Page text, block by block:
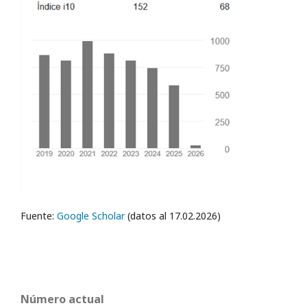
Fuente: Google Scholar(datos al 17.02.2026)
Número actual